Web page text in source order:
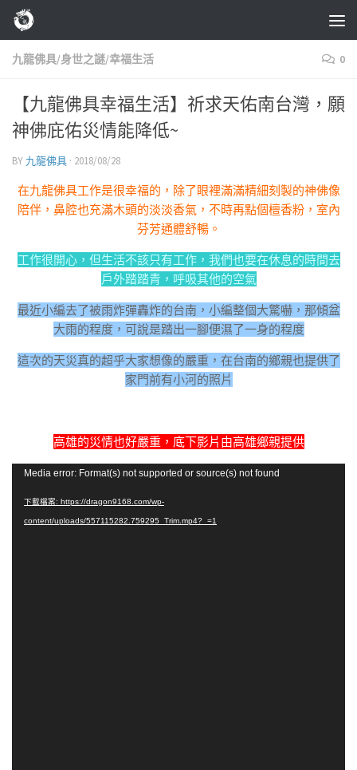
Skip to content
九龍佛具/身世之謎/幸福生活 0
【九龍佛具幸福生活】祈求天佑南台灣，願
神佛庇佑災情能降低~
BY 九龍佛具 · 2018/08/28
在九龍佛具工作是很幸福的，除了眼裡滿滿精細刻製的神佛像
陪伴，鼻腔也充滿木頭的淡淡香氣，不時再點個檀香粉，室內
芬芳通體舒暢。
工作很開心，但生活不該只有工作，我們也要在休息的時間去
戶外踏踏青，呼吸其他的空氣
最近小編去了被雨炸彈轟炸的台南，小編整個大驚嚇，那傾盆
大雨的程度，可說是踏出一腳便濕了一身的程度
這次的天災真的超乎大家想像的嚴重，在台南的鄉親也提供了
家門前有小河的照片
高雄的災情也好嚴重，底下影片由高雄鄉親提供
Media error: Format(s) not supported or source(s) not found
下載檔案: https://dragon9168.com/wp-
content/uploads/557115282.759295_Trim.mp4?_=1